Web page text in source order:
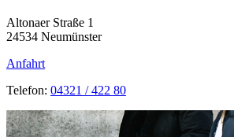
Altonaer Straße 1
24534 Neumünster
Anfahrt
Telefon: 04321 / 422 80